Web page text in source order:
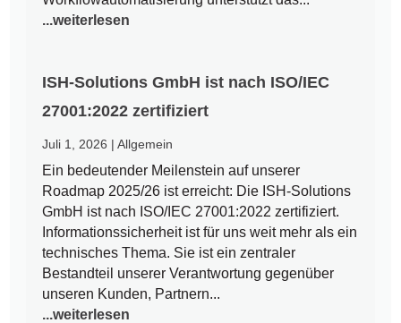
...weiterlesen
ISH-Solutions GmbH ist nach ISO/IEC
27001:2022 zertifiziert
Juli 1, 2026 |Allgemein
Ein bedeutender Meilenstein auf unserer
Roadmap 2025/26 ist erreicht: Die ISH-Solutions
GmbH ist nach ISO/IEC 27001:2022 zertifiziert.
Informationssicherheit ist für uns weit mehr als ein
technisches Thema. Sie ist ein zentraler
Bestandteil unserer Verantwortung gegenüber
unseren Kunden, Partnern...
...weiterlesen